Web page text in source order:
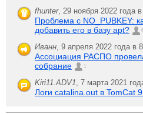
fhunter, 29 ноября 2022 года
Проблема с NO_PUBKEY:
добавить его в базу apt?
6
Иванн, 9 апреля 2022 года в
Ассоциация РАСПО
собрание
1
Kiri11.ADV1, 7 марта 2021
Логи catalina.out в TomCat